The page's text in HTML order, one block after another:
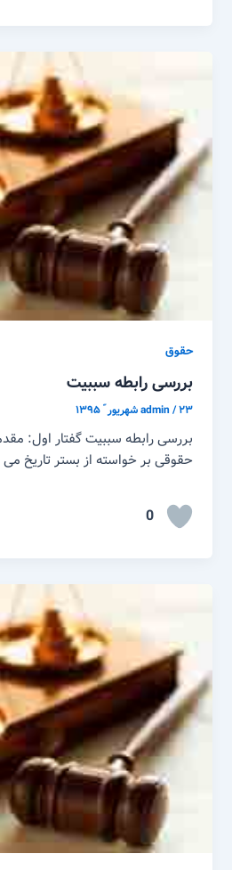
حقوق
بررسی رابطه سببیت
admin/۲۳ شهریور ّ ۱۳۹۵
بررسی رابطه سببیت گفتار اول:
حقوقی بر خواسته از بستر تاریخ
0